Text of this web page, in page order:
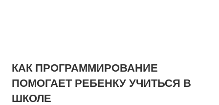
КАК ПРОГРАММИРОВАНИЕ
ПОМОГАЕТ РЕБЕНКУ УЧИТЬСЯ В
ШКОЛЕ